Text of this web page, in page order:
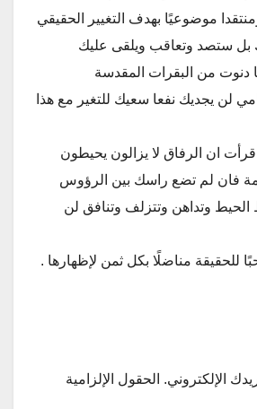
موضوعيًا بهدف التغيير الحقيقي
بل ستصد وتعاقب ويلقى عليك
دنوت من البقرات المقدسة
لن يجديك نفعا سعيك للتغير مع هذا
ان الرفاق لا يزالون يحيطون
فان لم تضع راسك بين الرؤوس
وتداهن وتتزلف وتنافق لن
للحقيقة مناضلًا بكل ثمن لإظهارها .
الإلكتروني. الحقول الإلزامية